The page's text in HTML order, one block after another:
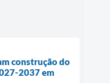
construção do
2037 em